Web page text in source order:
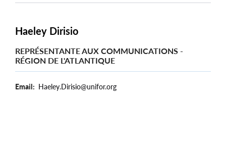
Haeley Dirisio
REPRÉSENTANTE AUX COMMUNICATIONS -
RÉGION DE L'ATLANTIQUE
Email Haeley.Dirisio@unifor.org